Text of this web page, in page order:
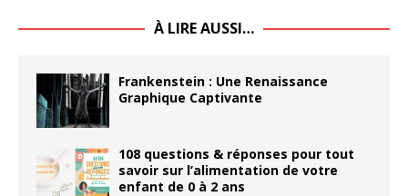
À LIRE AUSSI…
Frankenstein : Une Renaissance
Graphique Captivante
108 questions & réponses pour tout
savoir sur l’alimentation de votre
enfant de 0 à 2 ans